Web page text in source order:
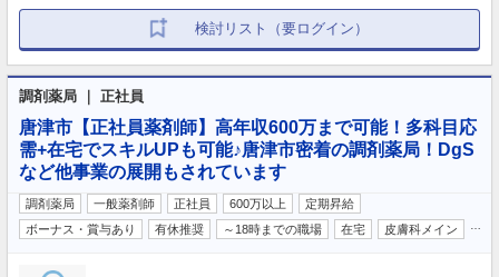
検討リスト（要ログイン）
調剤薬局 ｜ 正社員
唐津市【正社員薬剤師】高年収600万まで可能！多科目応
需+在宅でスキルUPも可能♪唐津市密着の調剤薬局！DgS
など他事業の展開もされています
調剤薬局 一般薬剤師 正社員 600万以上
定期昇給
ボーナス・賞与あり
有休推奨 ～18時までの職場 在宅 皮膚科メイン